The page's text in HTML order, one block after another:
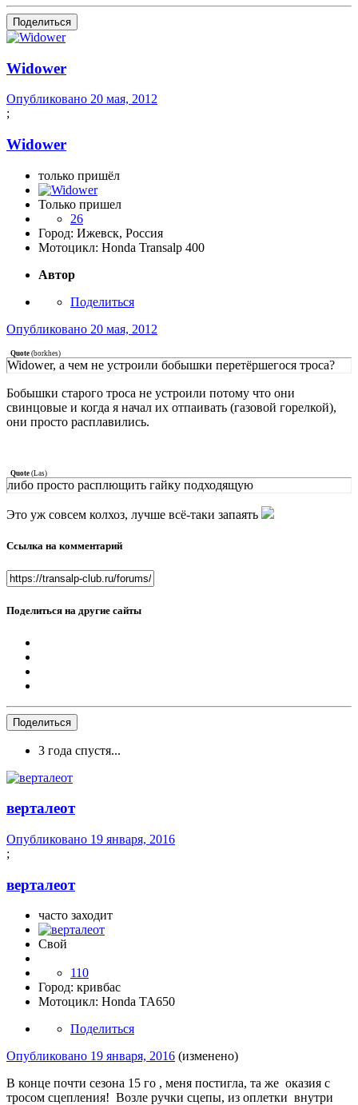
Поделиться
Widower
Опубликовано 20 мая, 2012
;
Widower
только пришёл
Только пришел
26
Город: Ижевск, Россия
Мотоцикл: Honda Transalp 400
Автор
Поделиться
Опубликовано 20 мая, 2012
Quote (borkhes)
Widower, а чем не устроили бобышки перетёршегося троса?
Бобышки старого троса не устроили потому что они
свинцовые и когда я начал их отпаивать (газовой горелкой),
они просто расплавились.
Quote (Las)
либо просто расплющить гайку подходящую
Это уж совсем колхоз, лучше всё-таки запаять
Ссылка на комментарий
Поделиться на другие сайты
Поделиться
3 года спустя...
верталеот
Опубликовано 19 января, 2016
;
верталеот
часто заходит
Свой
110
Город: кривбас
Мотоцикл: Honda TA650
Поделиться
Опубликовано 19 января, 2016 (изменено)
В конце почти сезона 15 го , меня постигла, та же оказия с
тросом сцепления! Возле ручки сцепы, из оплетки внутри